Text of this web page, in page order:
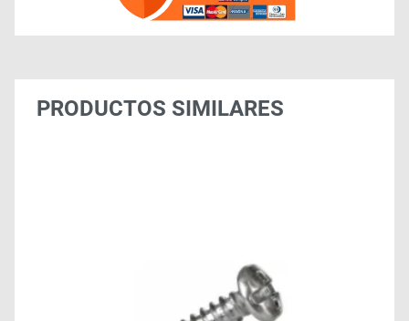
PRODUCTOS SIMILARES